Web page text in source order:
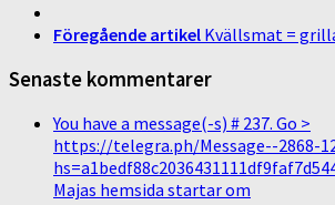
Föregående artikel Kvällsmat =
Senaste kommentarer
You have a message(-s) # 237. Go >
https://telegra.ph/Message--2868-
Majas hemsida startar om